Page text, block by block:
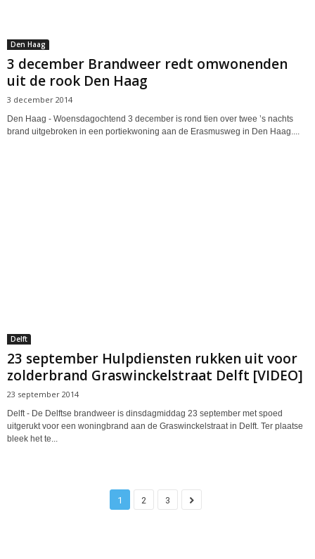
Den Haag
3 december Brandweer redt omwonenden
uit de rook Den Haag
3 december 2014
Den Haag - Woensdagochtend 3 december is rond tien over twee ’s nachts
brand uitgebroken in een portiekwoning aan de Erasmusweg in Den Haag....
Delft
23 september Hulpdiensten rukken uit voor
zolderbrand Graswinckelstraat Delft [VIDEO]
23 september 2014
Delft - De Delftse brandweer is dinsdagmiddag 23 september met spoed
uitgerukt voor een woningbrand aan de Graswinckelstraat in Delft. Ter plaatse
bleek het te...
1 2 3